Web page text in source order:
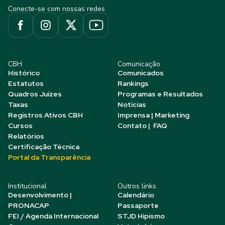
Conecte-se com nossas redes
CBH
Histórico
Estatutos
Quadros Juízes
Taxas
Registros Ativos CBH
Cursos
Relatórios
Certificação Técnica
Portal da Transparência
Comunicação
Comunicados
Rankings
Programas e Resultados
Notícias
Imprensa | Marketing
Contato | FAQ
Institucional
Desenvolvimento |
PRONACAP
FEI / Agenda Internacional
Outros links
Calendário
Passaporte
STJD Hipismo